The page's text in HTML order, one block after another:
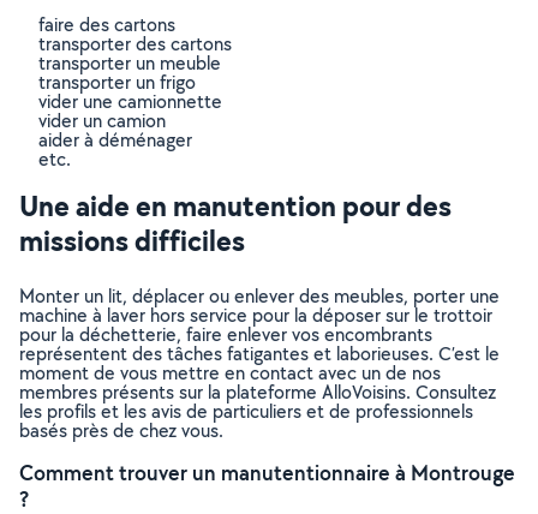
faire des cartons
transporter des cartons
transporter un meuble
transporter un frigo
vider une camionnette
vider un camion
aider à déménager
etc.
Une aide en manutention pour des
missions difficiles
Monter un lit, déplacer ou enlever des meubles, porter une
machine à laver hors service pour la déposer sur le trottoir
pour la déchetterie, faire enlever vos encombrants
représentent des tâches fatigantes et laborieuses. C’est le
moment de vous mettre en contact avec un de nos
membres présents sur la plateforme AlloVoisins. Consultez
les profils et les avis de particuliers et de professionnels
basés près de chez vous.
Comment trouver un manutentionnaire à Montrouge
?